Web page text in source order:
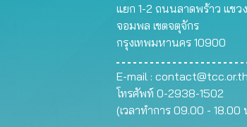
แยก 1-2 ถนนลาดพร้าว แขวง
จอมพล เขตจตุจักร
กรุงเทพมหานคร 10900
E-mail : contact@tcc.or.th
โทรศัพท์ 0-2938-1502
(เวลาทำการ 09.00 - 18.00